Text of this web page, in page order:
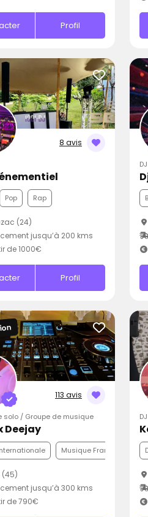
Profil
8 avis
Pop Rap
(24)
jusqu’à 200 kms
de 1000€
Profil
DJ
113 avis
solo / Groupe de musique
Deejay
Musique Française
(45)
jusqu’à 300 kms
de 790€
DJ